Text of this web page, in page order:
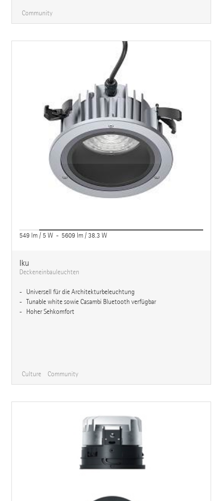
Community
549 lm / 5 W - 5609 lm / 38.3 W
Iku
Deckeneinbauleuchten
Universell für die Architekturbeleuchtung
Tunable white sowie Casambi Bluetooth verfügbar
Hoher Sehkomfort
Culture Community